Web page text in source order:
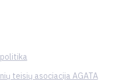
teisių asociacija AGATA